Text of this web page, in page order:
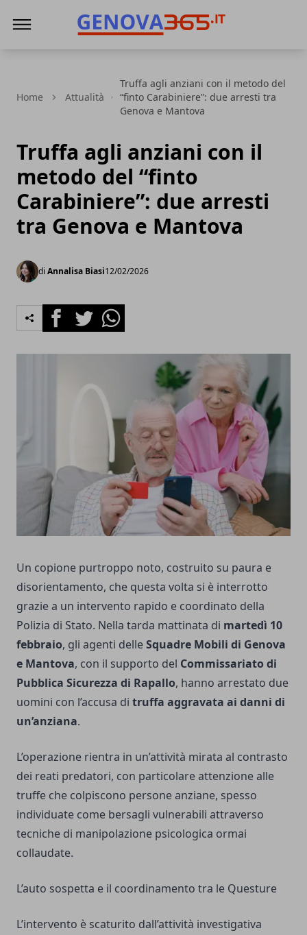
Home Attualità
Truffa agli anziani con il metodo del
“finto Carabiniere”: due arresti tra
Genova e Mantova
Truffa agli anziani con il
metodo del “finto
Carabiniere”: due arresti
tra Genova e Mantova
di Annalisa Biasi12/02/2026
FacebookTwitterWhatsapp
Un copione purtroppo noto, costruito su paura e
disorientamento, che questa volta si è interrotto
grazie a un intervento rapido e coordinato della
Polizia di Stato. Nella tarda mattinata di martedì 10
febbraio, gli agenti delleSquadre Mobili di Genova
e Mantova, con il supporto del Commissariato di
Pubblica Sicurezza di Rapallo, hanno arrestato due
uomini con l’accusa di truffa aggravata ai danni di
un’anziana.
L’operazione rientra in un’attività mirata al contrasto
dei reati predatori, con particolare attenzione alle
truffe che colpiscono persone anziane, spesso
individuate come bersagli vulnerabili attraverso
tecniche di manipolazione psicologica ormai
collaudate.
L’auto sospetta e il coordinamento tra le Questure
L’intervento è scaturito dall’attività investigativa